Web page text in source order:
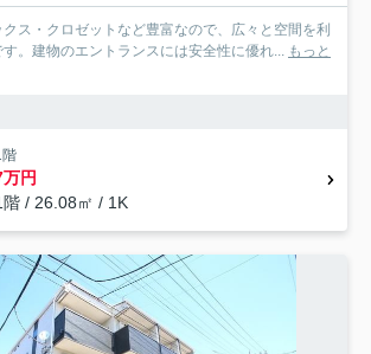
ス・クロゼットなど豊富なので、広々と空間を利
。建物のエントランスには安全性に優れ... もっと
階
万円
階 / 26.08㎡ / 1K